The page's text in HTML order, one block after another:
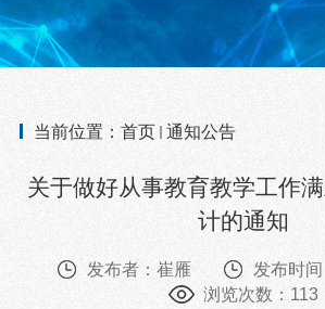
当前位置： 首页 通知公告
关于做好从事教育教学工作
计的通知
发布者：崔雁
发布时
浏览次数： 113